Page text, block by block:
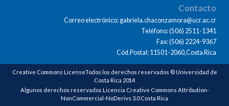
Contacto
Correo electrónico: gabriela.chaconzamora@ucr.ac.cr
Teléfono: (506) 2511-1341
Fax: (506) 2224-9367
Cód.Postal: 11501-2060,Costa Rica
Creative Commons LicenseTodos los derechos reservados © Universidad de
Costa Rica 2014
Algunos derechos reservados Licencia Creative Commons Attribution-
NonCommercial-NoDerivs 3.0 Costa Rica